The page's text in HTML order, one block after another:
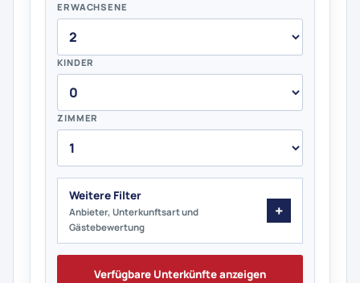
ERWACHSENE
KINDER
ZIMMER
Weitere Filter
Anbieter, Unterkunftsart und
Gästebewertung
Verfügbare Unterkünfte anzeigen